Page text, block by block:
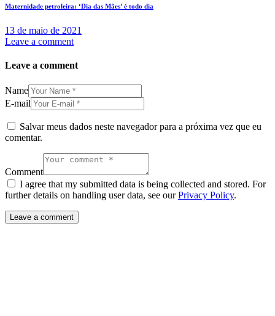
Maternidade petroleira: ‘Dia das Mães’ é todo dia
13 de maio de 2021
Leave a comment
Leave a comment
Name
E-mail
Salvar meus dados neste navegador para a próxima vez que eu
comentar.
Comment
I agree that my submitted data is being collected and stored. For
further details on handling user data, see ourPrivacy Policy.